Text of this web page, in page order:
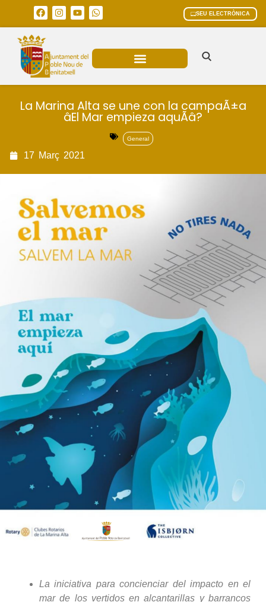
SEU ELECTRÒNICA
La Marina Alta se une con la campaÃ±a
âEl Mar empieza aquÃ­â?
General
17 Març 2021
La iniciativa para concienciar del impacto en el
mar de los vertidos en alcantarillas y barrancos